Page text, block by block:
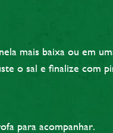
mais baixa ou em
o sal e finalize com
para acompanhar.